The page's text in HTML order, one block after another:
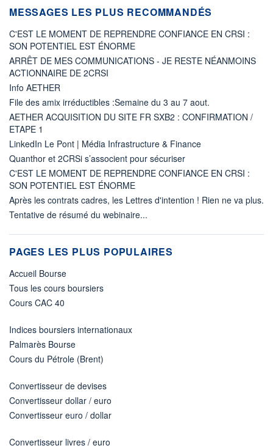
MESSAGES LES PLUS RECOMMANDÉS
C'EST LE MOMENT DE REPRENDRE CONFIANCE EN CRSI :
SON POTENTIEL EST ÉNORME
ARRÊT DE MES COMMUNICATIONS - JE RESTE NÉANMOINS
ACTIONNAIRE DE 2CRSI
Info AETHER
File des amix irréductibles :Semaine du 3 au 7 aout.
AETHER ACQUISITION DU SITE FR SXB2 : CONFIRMATION /
ETAPE 1
LinkedIn Le Pont | Média Infrastructure & Finance
Quanthor et 2CRSi s’associent pour sécuriser
C'EST LE MOMENT DE REPRENDRE CONFIANCE EN CRSI :
SON POTENTIEL EST ÉNORME
Après les contrats cadres, les Lettres d'intention ! Rien ne va plus.
Tentative de résumé du webinaire...
PAGES LES PLUS POPULAIRES
Accueil Bourse
Tous les cours boursiers
Cours CAC 40
Indices boursiers internationaux
Palmarès Bourse
Cours du Pétrole (Brent)
Convertisseur de devises
Convertisseur dollar / euro
Convertisseur euro / dollar
Convertisseur livres / euro